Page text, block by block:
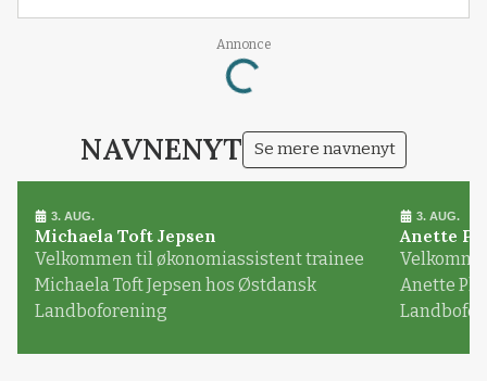
Annonce
Loading...
NAVNENYT Se mere navnenyt
3. AUG.
Michaela Toft Jepsen
Velkommen til økonomiassistent trainee
Michaela Toft Jepsen hos Østdansk
Landboforening
3. AUG.
Anette
Anette